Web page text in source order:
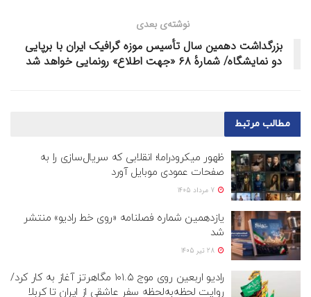
نوشته‌ی بعدی
بزرگداشت دهمین سال تأسیس موزه گرافیک ایران با برپایی
دو نمایشگاه/ شمارهٔ ۶۸ «جهت اطلاع» رونمایی خواهد شد
مطالب مرتبط
ظهور میکرودراما؛ انقلابی که سریال‌سازی را به
صفحات عمودی موبایل آورد
یازدهمین شماره فصلنامه «روی خط رادیو» منتشر
شد
رادیو اربعین روی موج ۱۰۱.۵ مگاهرتز آغاز به کار کرد/
روایت لحظه‌به‌لحظه سفر عاشقی از ایران تا کربلا